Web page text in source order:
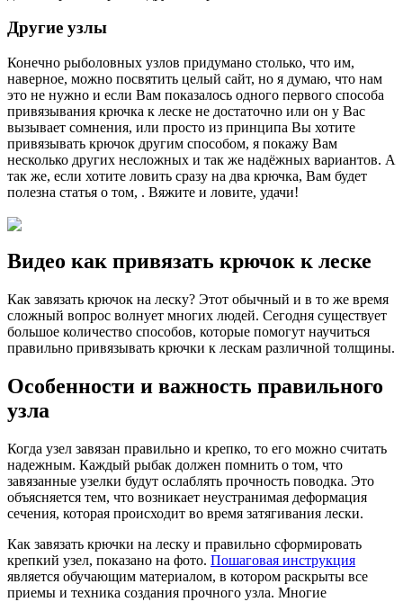
Другие узлы
Конечно рыболовных узлов придумано столько, что им,
наверное, можно посвятить целый сайт, но я думаю, что нам
это не нужно и если Вам показалось одного первого способа
привязывания крючка к леске не достаточно или он у Вас
вызывает сомнения, или просто из принципа Вы хотите
привязывать крючок другим способом, я покажу Вам
несколько других несложных и так же надёжных вариантов. А
так же, если хотите ловить сразу на два крючка, Вам будет
полезна статья о том, . Вяжите и ловите, удачи!
Видео как привязать крючок к леске
Как завязать крючок на леску? Этот обычный и в то же время
сложный вопрос волнует многих людей. Сегодня существует
большое количество способов, которые помогут научиться
правильно привязывать крючки к лескам различной толщины.
Особенности и важность правильного
узла
Когда узел завязан правильно и крепко, то его можно считать
надежным. Каждый рыбак должен помнить о том, что
завязанные узелки будут ослаблять прочность поводка. Это
объясняется тем, что возникает неустранимая деформация
сечения, которая происходит во время затягивания лески.
Как завязать крючки на леску и правильно сформировать
крепкий узел, показано на фото. Пошаговая инструкция
является обучающим материалом, в котором раскрыты все
приемы и техника создания прочного узла. Многие